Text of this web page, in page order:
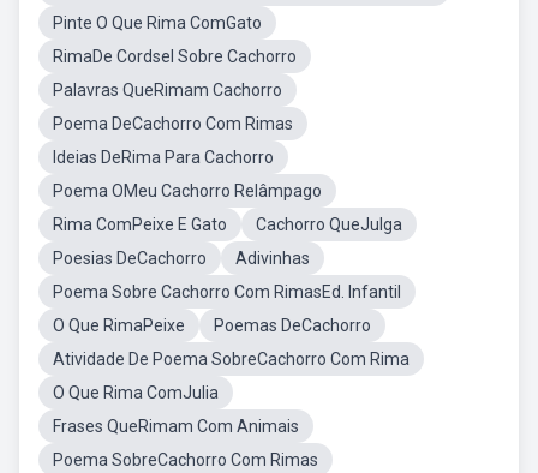
Pinte O Que Rima ComGato
RimaDe Cordsel Sobre Cachorro
Palavras QueRimam Cachorro
Poema DeCachorro Com Rimas
Ideias DeRima Para Cachorro
Poema OMeu Cachorro Relâmpago
Rima ComPeixe E Gato
Cachorro QueJulga
Poesias DeCachorro
Adivinhas
Poema Sobre Cachorro Com RimasEd. Infantil
O Que RimaPeixe
Poemas DeCachorro
Atividade De Poema SobreCachorro Com Rima
O Que Rima ComJulia
Frases QueRimam Com Animais
Poema SobreCachorro Com Rimas